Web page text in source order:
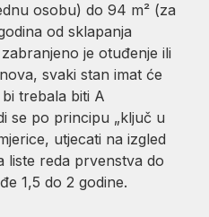
osobu) do 94 m² (za
od sklapanja
je otuđenje ili
svaki stan imat će
trebala biti A
se po principu „ključ u
utjecati na izgled
liste reda prvenstva do
1,5 do 2 godine.